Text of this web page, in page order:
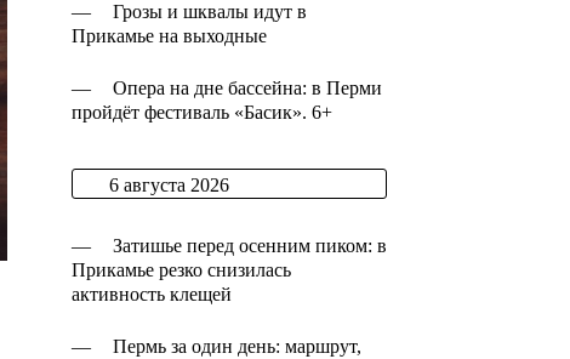
—
Грозы и шквалы идут в
Прикамье на выходные
—
Опера на дне бассейна: в Перми
пройдёт фестиваль «Басик». 6+
6 августа 2026
—
Затишье перед осенним пиком: в
Прикамье резко снизилась
активность клещей
—
Пермь за один день: маршрут,